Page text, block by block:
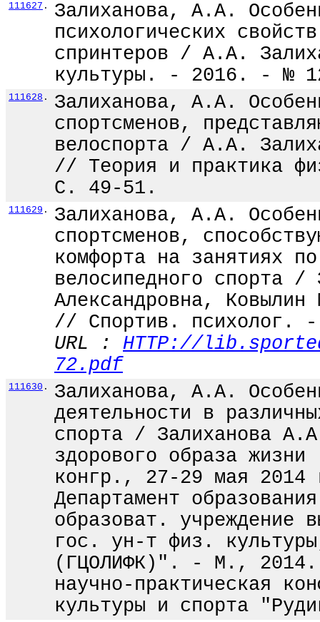
111627 .
Залиханова, А.А.
психологических
спринтеров / А.А.
культуры. - 2016. - №
111628 .
Залиханова, А.А.
спортсменов,
велоспорта / А.А.
// Теория и практика
С. 49-51.
111629 .
Залиханова, А.А.
спортсменов,
комфорта на занятиях
велосипедного спорта /
Александровна,
// Спортив.
URL : HTTP://
72.pdf
111630 .
Залиханова, А.А.
деятельности в
спорта / Залиханова
здорового образа
конгр., 27-29 мая
Департамент
образоват. учреждение
гос. ун-т физ.
(ГЦОЛИФК)". - М., 2014.
научно-практическая
культуры и спорта